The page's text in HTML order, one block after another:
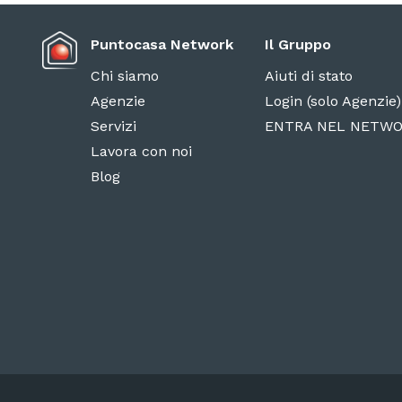
Puntocasa Network
Chi siamo
Agenzie
Servizi
Lavora con noi
Blog
Il Gruppo
Aiuti di stato
Login (solo Agenzie)
ENTRA NEL